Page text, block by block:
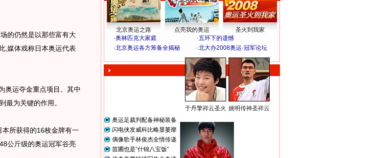
的仍然是以那些富有大
,媒体戏称日本奥运代表
运夺金重点项目。其中
最为关键的作用。
所获得的16枚金牌有一
公斤级的奥运冠军谷亮
北京奥运之路 点亮我的奥运
圣火到我家
·奥林匹克大家庭 ·五环下的遗憾
·北京奥运各方筹备全揭秘 ·北大办2008奥运·冠军论坛
于丹擎祥云圣火 姚明传神圣祥云
奥运足裁判配备神秘装备
闪电侠发威科比略显萎靡
偶像歌手林俊杰全情传递
苗圃也是“什锦八宝饭”